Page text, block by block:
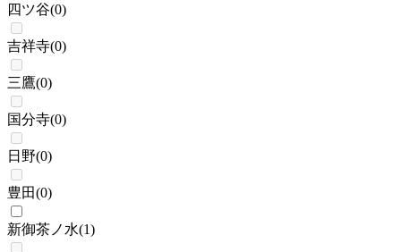
四ツ谷(0)
吉祥寺(0)
三鷹(0)
国分寺(0)
日野(0)
豊田(0)
新御茶ノ水(1)